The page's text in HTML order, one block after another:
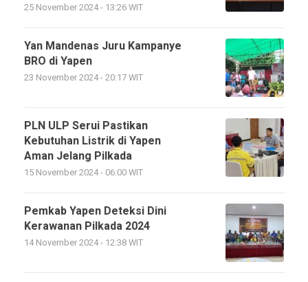
25 November 2024 - 13:26 WIT
Yan Mandenas Juru Kampanye
BRO di Yapen
23 November 2024 - 20:17 WIT
PLN ULP Serui Pastikan
Kebutuhan Listrik di Yapen
Aman Jelang Pilkada
15 November 2024 - 06:00 WIT
Pemkab Yapen Deteksi Dini
Kerawanan Pilkada 2024
14 November 2024 - 12:38 WIT